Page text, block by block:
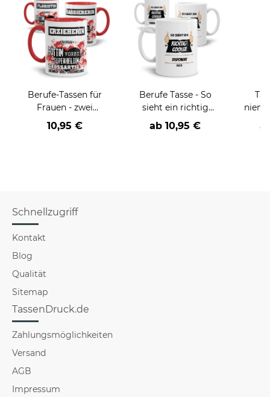
Berufe-Tassen für
Frauen - zwei
Farbvarianten
10,95 €
Berufe Tasse - So
sieht ein richtig
cooler -BERUF- aus
ab 10,95 €
Schnellzugriff
Kontakt
Blog
Qualität
Sitemap
TassenDruck.de
Zahlungsmöglichkeiten
Versand
AGB
Impressum